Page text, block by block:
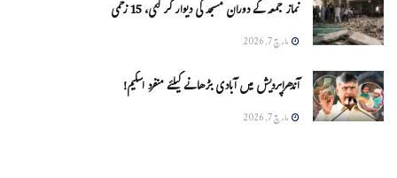
نماز جمعہ کے دوران مسجد کی دیوار گر گئی، 15 زخمی
مارچ 7, 2026
آندھراپردیش میں آبادی بڑھانے کیلئے منفرد اسکیم!
مارچ 7, 2026